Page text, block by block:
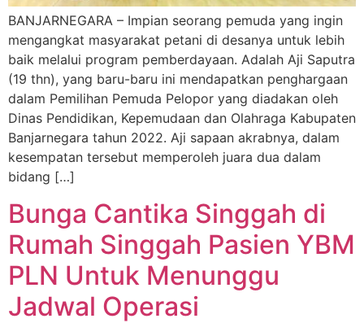
BANJARNEGARA – Impian seorang pemuda yang ingin
mengangkat masyarakat petani di desanya untuk lebih
baik melalui program pemberdayaan. Adalah Aji Saputra
(19 thn), yang baru-baru ini mendapatkan penghargaan
dalam Pemilihan Pemuda Pelopor yang diadakan oleh
Dinas Pendidikan, Kepemudaan dan Olahraga Kabupaten
Banjarnegara tahun 2022. Aji sapaan akrabnya, dalam
kesempatan tersebut memperoleh juara dua dalam
bidang […]
Bunga Cantika Singgah di
Rumah Singgah Pasien YBM
PLN Untuk Menunggu
Jadwal Operasi